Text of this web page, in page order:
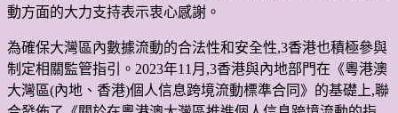
動方面的大力支持表示衷心感謝。
為確保大灣區內數據流動的合法性和安全性,3香港也積極參與
制定相關監管指引。2023年11月,3香港與內地部門在《粵港澳
大灣區(內地、香港)個人信息跨境流動標準合同》的基礎上,聯